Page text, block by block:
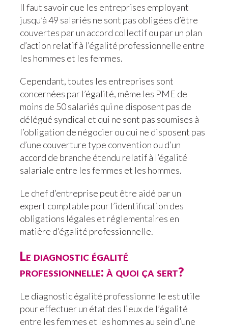
Il faut savoir que les entreprises employant
jusqu’à 49 salariés ne sont pas obligées d’être
couvertes par un accord collectif ou par un plan
d’action relatif à l’égalité professionnelle entre
les hommes et les femmes.
Cependant, toutes les entreprises sont
concernées par l’égalité, même les PME de
moins de 50 salariés qui ne disposent pas de
délégué syndical et qui ne sont pas soumises à
l’obligation de négocier ou qui ne disposent pas
d’une couverture type convention ou d’un
accord de branche étendu relatif à l’égalité
salariale entre les femmes et les hommes.
Le chef d’entreprise peut être aidé par un
expert comptable pour l’identification des
obligations légales et réglementaires en
matière d’égalité professionnelle.
Le diagnostic égalité
professionnelle: à quoi ça sert?
Le diagnostic égalité professionnelle est utile
pour effectuer un état des lieux de l’égalité
entre les femmes et les hommes au sein d’une